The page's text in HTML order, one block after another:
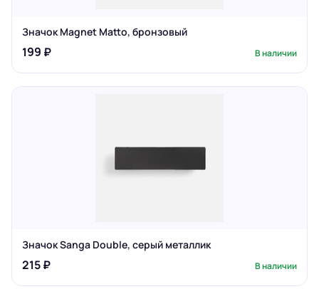
Значок Magnet Matto, бронзовый
199 ₽ В наличии
Значок Sanga Double, серый металлик
215 ₽ В наличии